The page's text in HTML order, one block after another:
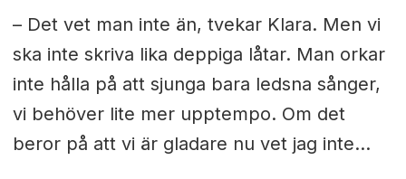
– Det vet man inte än, tvekar Klara. Men vi
ska inte skriva lika deppiga låtar. Man orkar
inte hålla på att sjunga bara ledsna sånger,
vi behöver lite mer upptempo. Om det
beror på att vi är gladare nu vet jag inte…